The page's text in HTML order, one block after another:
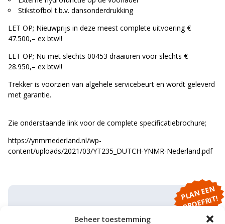
Beheer toestemming
Stikstofbol t.b.v. dansonderdrukking
LET OP; Nieuwprijs in deze meest complete uitvoering €
47.500,– ex btw!!
LET OP; Nu met slechts 00453 draaiuren voor slechts €
28.950,– ex btw!!
Trekker is voorzien van algehele servicebeurt en wordt geleverd
met garantie.
Zie onderstaande link voor de complete specificatiebrochure;
https://ynmrnederland.nl/wp-
content/uploads/2021/03/YT235_DUTCH-YNMR-Nederland.pdf
P
L
A
N
E
E
N
P
R
O
E
F
RI
T!
Neem direct